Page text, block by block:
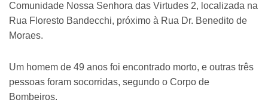
Comunidade Nossa Senhora das Virtudes 2, localizada na
Rua Floresto Bandecchi, próximo à Rua Dr. Benedito de
Moraes.
Um homem de 49 anos foi encontrado morto, e outras três
pessoas foram socorridas, segundo o Corpo de
Bombeiros.